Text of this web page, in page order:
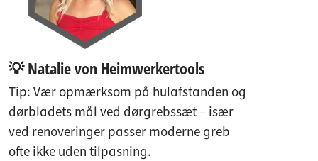
💡 Natalie von Heimwerkertools
Tip: Vær opmærksom på hulafstanden og
dørbladets mål ved dørgrebssæt – især
ved renoveringer passer moderne greb
ofte ikke uden tilpasning.